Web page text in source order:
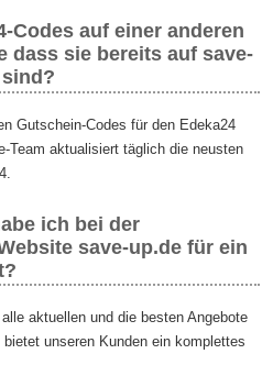
Codes auf einer anderen
dass sie bereits auf save-
Gutschein-Codes für den Edeka24
Team aktualisiert täglich die neusten
ich bei der
save-up.de für ein
aktuellen und die besten Angebote
unseren Kunden ein komplettes